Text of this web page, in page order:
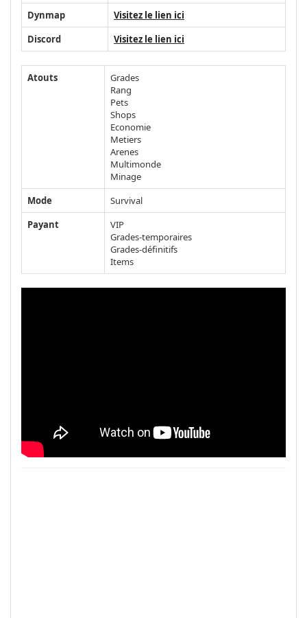
Dynmap
Visitez le lien ici
Discord
Visitez le lien ici
Atouts
Grades
Rang
Pets
Shops
Economie
Metiers
Arenes
Multimonde
Minage
Mode
Survival
Payant
VIP
Grades-temporaires
Grades-définitifs
Items